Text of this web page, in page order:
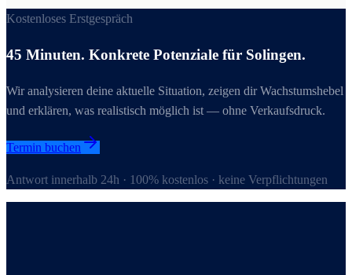
Kostenloses Erstgespräch
45 Minuten. Konkrete Potenziale für Solingen.
Wir analysieren deine aktuelle Situation, zeigen dir Wachstumshebel
und erklären, was realistisch möglich ist — ohne Verkaufsdruck.
Termin buchen
Antwort innerhalb 24h · 100% kostenlos · keine Verpflichtungen